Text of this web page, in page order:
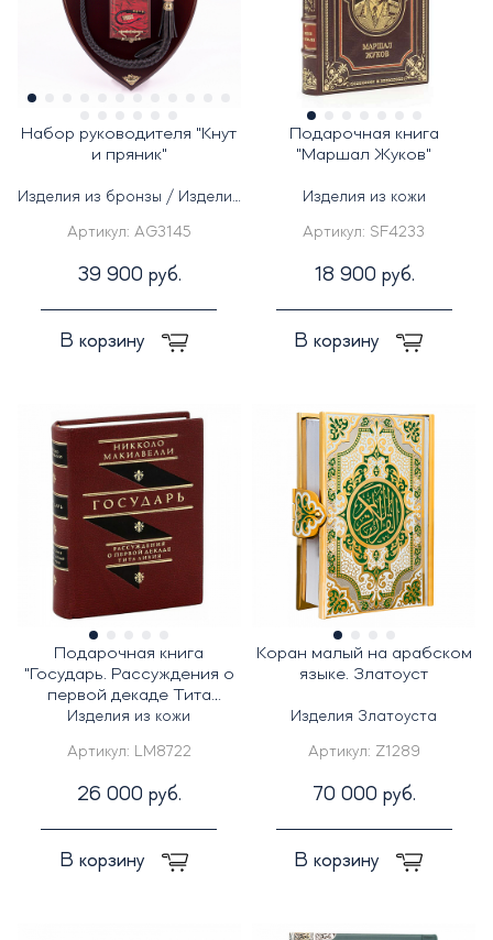
Набор руководителя "Кнут
и пряник"
Изделия из бронзы / Изделия
Артикул: AG3145
39 900 руб.
В корзину
Подарочная книга
"Маршал Жуков"
Изделия из кожи
Артикул: SF4233
18 900 руб.
В корзину
Подарочная книга
"Государь. Рассуждения о
первой декаде Тита
Ливия" Н.Макиавелли
Изделия из кожи
Артикул: LM8722
26 000 руб.
В корзину
Коран малый на арабском
языке. Златоуст
Изделия Златоуста
Артикул: Z1289
70 000 руб.
В корзину